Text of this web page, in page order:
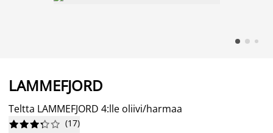
LAMMEFJORD
Teltta LAMMEFJORD 4:lle oliivi/harmaa





 (17)